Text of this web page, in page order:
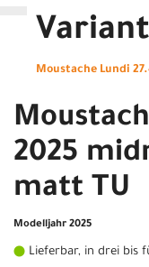
Moustache Lundi
2025
matt TU
Modelljahr 2025
Lieferbar, in drei bis